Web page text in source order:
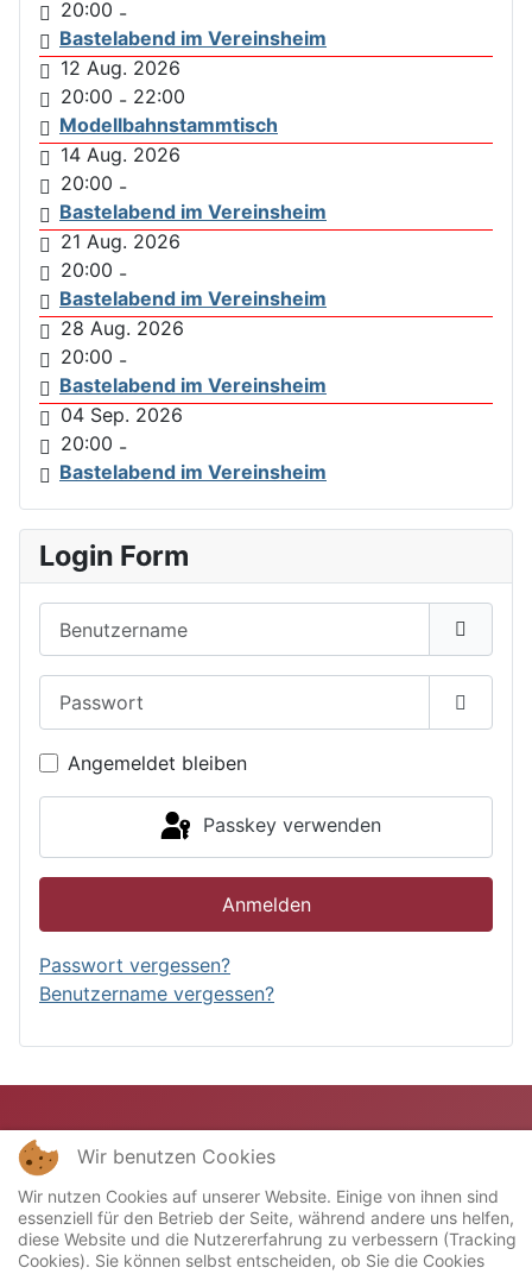
20:00 -
Bastelabend im Vereinsheim
12 Aug. 2026
20:00 - 22:00
Modellbahnstammtisch
14 Aug. 2026
20:00 -
Bastelabend im Vereinsheim
21 Aug. 2026
20:00 -
Bastelabend im Vereinsheim
28 Aug. 2026
20:00 -
Bastelabend im Vereinsheim
04 Sep. 2026
20:00 -
Bastelabend im Vereinsheim
Login Form
Angemeldet bleiben
Passkey verwenden
Anmelden
Passwort vergessen?
Benutzername vergessen?
Wir benutzen Cookies
Wir nutzen Cookies auf unserer Website. Einige von ihnen sind
essenziell für den Betrieb der Seite, während andere uns helfen,
diese Website und die Nutzererfahrung zu verbessern (Tracking
Cookies). Sie können selbst entscheiden, ob Sie die Cookies